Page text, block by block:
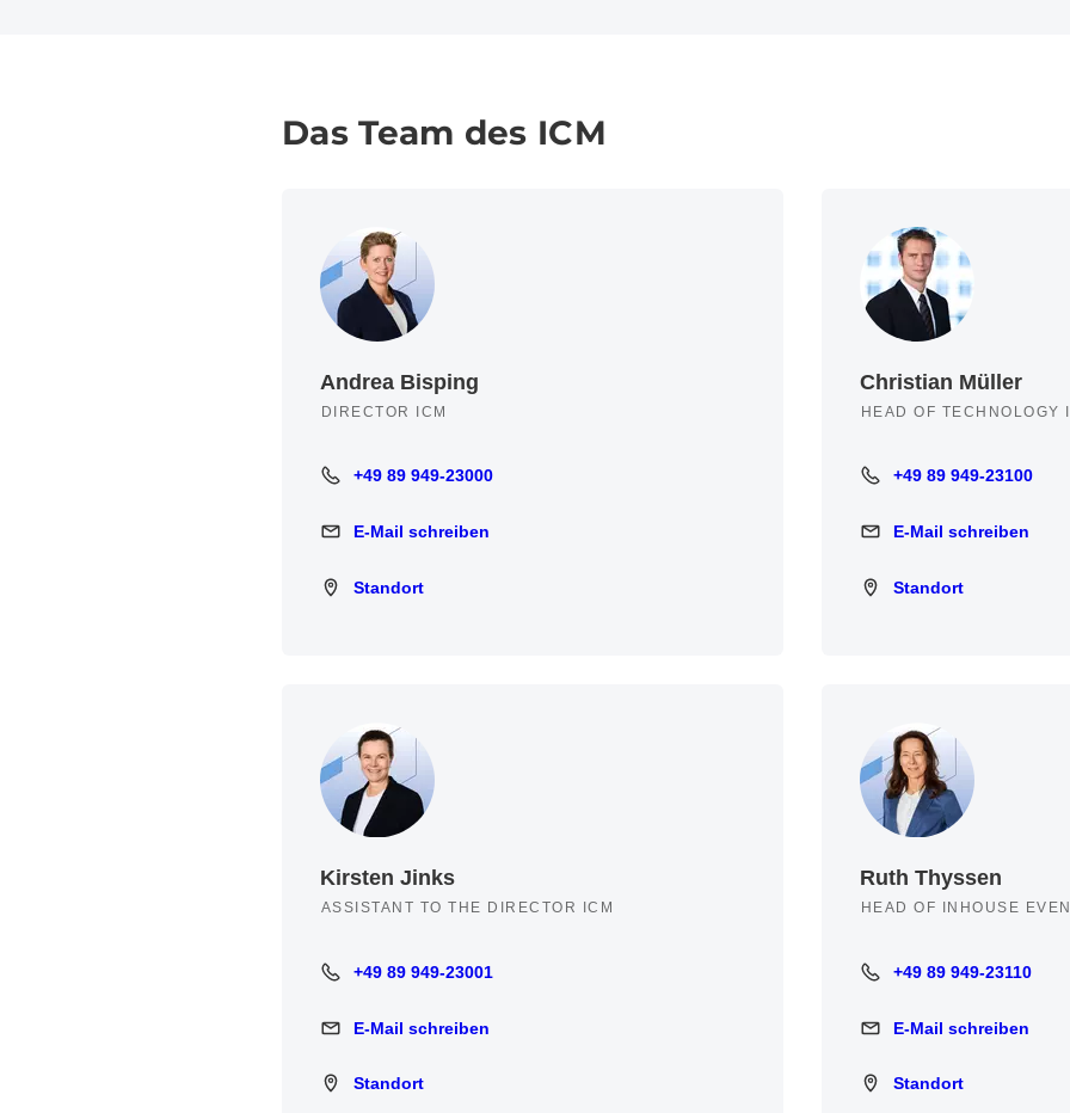
Das Team des ICM
Andrea Bisping
DIRECTOR ICM
+49 89 949-23000
+49 89 949-23000
E-Mail schreiben
E-Mail schreiben
Standort
Standort
Christian Müller
HEAD OF TECHNOLOGY
+49 89 949-23100
+49 89 949-23100
E-Mail schreiben
E-Mail schreiben
Standort
Standort
Kirsten Jinks
ASSISTANT TO THE DIRECTOR ICM
+49 89 949-23001
+49 89 949-23001
E-Mail schreiben
E-Mail schreiben
Standort
Standort
Ruth Thyssen
HEAD OF INHOUSE
+49 89 949-23110
+49 89 949-23110
E-Mail schreiben
E-Mail schreiben
Standort
Standort